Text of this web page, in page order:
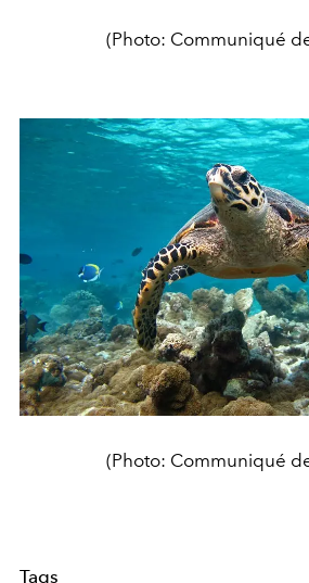
(Photo: Communiqué
(Photo: Communiqué
Tags